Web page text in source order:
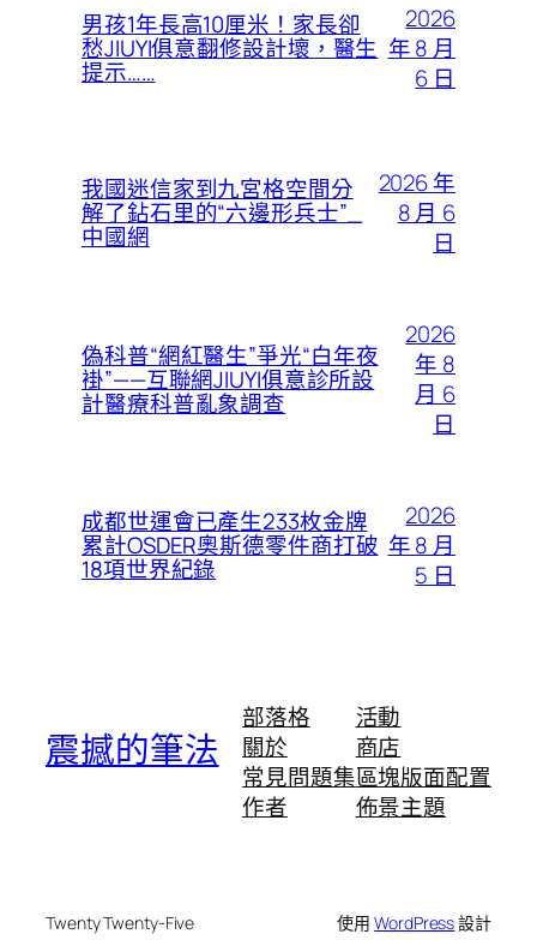
男孩1年長高10厘米！家長卻
愁JIUYI俱意翻修設計壞，醫生
提示……
2026
年 8 月
6 日
我國迷信家到九宮格空間分
解了鉆石里的“六邊形兵士”_
中國網
2026 年
8 月 6
日
偽科普“網紅醫生”爭光“白年夜
褂”——互聯網JIUYI俱意診所設
計醫療科普亂象調查
2026
年 8
月 6
日
成都世運會已產生233枚金牌
累計OSDER奧斯德零件商打破
18項世界紀錄
2026
年 8 月
5 日
震撼的筆法
部落格
關於
常見問題集
作者
活動
商店
區塊版面配置
佈景主題
Twenty Twenty-Five 使用WordPress設計